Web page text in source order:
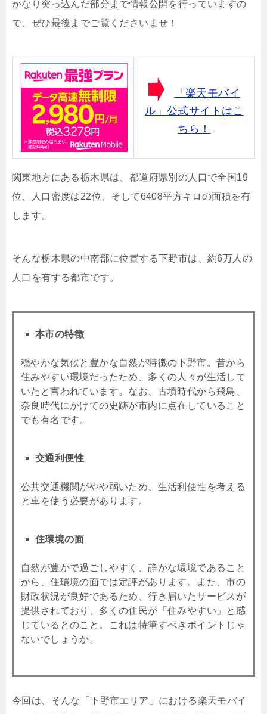
かなり突っ込んだ部分まで情報公開を行っていますの
で、ぜひ最後までご覧くださいませ！
「楽天モバイ
ル」公式サイトはこ
ちら！
関東地方にある栃木県は、 都道府県別の人口で全国19
位、人口密度は22位、そして6408平方キロの面積を有
します。
そんな栃木県の中南部に位置する下野市は、約6万人の
人口を有する都市です。
本市の特徴
穏やかな気候と豊かな自然が特徴の下野市。昔から
住みやすい環境だったため、多くの人々が生活して
いたと言われています。なお、古墳時代から飛鳥、
奈良時代にかけての史跡が市内に点在していること
でも有名です。
交通利便性
公共交通機関がやや弱いため、生活利便性を考える
と車を使う必要があります。
住環境の面
自然が豊かで過ごしやすく、静かな環境であること
から、住環境の面では定評があります。また、市の
財政状況が良好であるため、行き届いたサービスが
提供されており、多くの住民が「住みやすい」と感
じているとのこと。これは特筆すべきポイントじゃ
ないでしょうか。
今回は、そんな「下野市エリア」における楽天モバイ